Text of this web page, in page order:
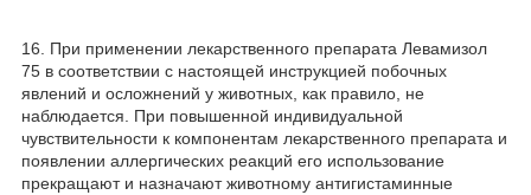
16. При применении лекарственного препарата Левамизол
75 в соответствии с настоящей инструкцией побочных
явлений и осложнений у животных, как правило, не
наблюдается. При повышенной индивидуальной
чувствительности к компонентам лекарственного препарата и
появлении аллергических реакций его использование
прекращают и назначают животному антигистаминные